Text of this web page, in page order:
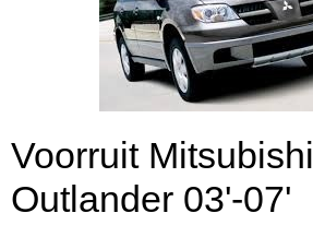
Voorruit Mitsubishi
Outlander 03'-07'